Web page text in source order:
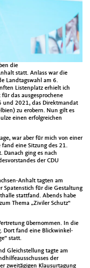
die
statt. Anlass war die
Landtagswahl am 6.
Listenplatz erhielt ich
das ausgesprochene
und 2021, das Direktmandat
zu erobern. Nun gilt es
einen erfolgreichen
war aber für mich von einer
eine Sitzung des 21.
Danach ging es nach
der CDU
Anhalt tagten am
Spatenstich für die Gestaltung
stattfand. Abends habe
Thema „Ziviler Schutz“
übernommen. In die
Dort fand eine Blickwinkel-
statt.
Gleichstellung tagte am
der
zweitägigen Klausurtagung